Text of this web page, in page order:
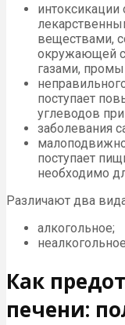
интоксикации
веществами,
окружающей
газами,
поступает
углеводов
заболевания
поступает
необходимо
Различают два
алкогольное;
неалкогольное.
Как
печени: